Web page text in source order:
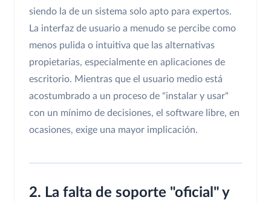
siendo la de un sistema solo apto para expertos.
La interfaz de usuario a menudo se percibe como
menos pulida o intuitiva que las alternativas
propietarias, especialmente en aplicaciones de
escritorio. Mientras que el usuario medio está
acostumbrado a un proceso de "instalar y usar"
con un mínimo de decisiones, el software libre, en
ocasiones, exige una mayor implicación.
2. La falta de soporte "oficial" y